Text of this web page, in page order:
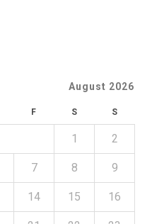
August 2026
F S S
1 2
7 8 9
14 15 16